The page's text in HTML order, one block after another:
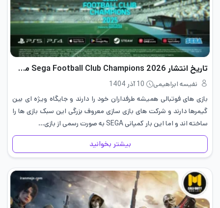
تاریخ انتشار Sega Football Club Champions 2026 مشخص شد
نفیسه ابراهیمی
10 آذر 1404
بازی های فوتبالی همیشه طرفداران خود را دارند و جایگاه ویژه ای بین
گیمرها دارند و شرکت های بازی سازی معروف بزرگی این سبک بازی ها را
ساخته اند و اما این بار کمپانی SEGA به‌ صورت رسمی از بازی…
بیشتر بخوانید